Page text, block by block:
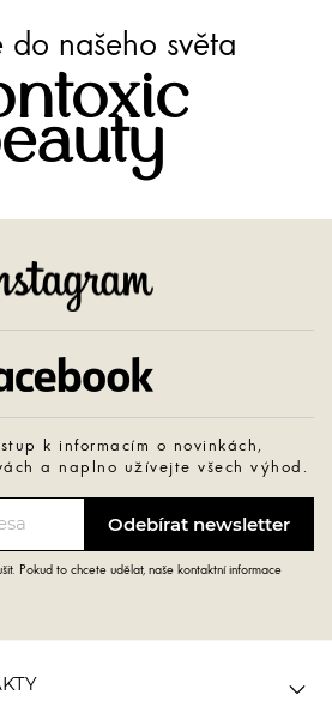
do našeho světa
k informacím o novinkách,
a naplno užívejte všech výhod.
Pokud to chcete udělat, naše kontaktní informace
